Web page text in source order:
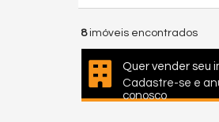
8imóveis encontrados
Quer vender seu
Cadastre-se e
conosco